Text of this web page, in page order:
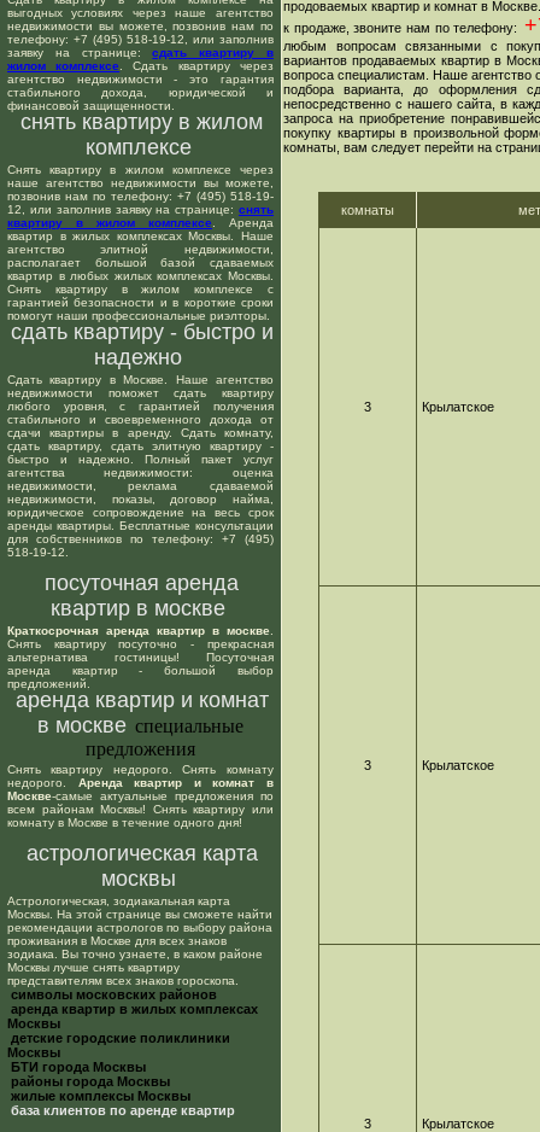
выгодных условиях через наше агентство
недвижимости вы можете, позвонив нам по
телефону: +7 (495) 518-19-12, или заполнив
заявку на странице:сдать квартиру в
жилом комплексе . Сдать квартиру через
агентство недвижимости - это гарантия
стабильного дохода, юридической и
финансовой защищенности.
снять квартиру в жилом
комплексе
Снять квартиру в жилом комплексе через
наше агентство недвижимости вы можете,
позвонив нам по телефону: +7 (495) 518-19-
12, или заполнив заявку на странице: снять
квартиру в жилом комплексе . Аренда
квартир в жилых комплексах Москвы. Наше
агентство элитной недвижимости,
располагает большой базой сдаваемых
квартир в любых жилых комплексах Москвы.
Снять квартиру в жилом комплексе с
гарантией безопасности и в короткие сроки
помогут наши профессиональные риэлторы.
сдать квартиру - быстро и
надежно
Сдать квартиру в Москве. Наше агентство
недвижимости поможет сдать квартиру
любого уровня, с гарантией получения
стабильного и своевременного дохода от
сдачи квартиры в аренду. Сдать комнату,
сдать квартиру, сдать элитную квартиру -
быстро и надежно. Полный пакет услуг
агентства недвижимости: оценка
недвижимости, реклама сдаваемой
недвижимости, показы, договор найма,
юридическое сопровождение на весь срок
аренды квартиры. Бесплатные консультации
для собственников по телефону: +7 (495)
518-19-12.
посуточная аренда
квартир в москве
Краткосрочная аренда квартир в москве
Снять квартиру посуточно - прекрасная
альтернатива гостиницы! Посуточная
аренда квартир - большой выбор
предложений.
аренда квартир и комнат
в москве специальные
предложения
Снять квартиру недорого. Снять комнату
недорого. Аренда квартир и комнат в
Москве-самые актуальные предложения по
всем районам Москвы! Снять квартиру или
комнату в Москве в течение одного дня!
астрологическая карта
москвы
Астрологическая, зодиакальная карта
Москвы. На этой странице вы сможете найти
рекомендации астрологов по выбору района
проживания в Москве для всех знаков
зодиака. Вы точно узнаете, в каком районе
Москвы лучше снять квартиру
представителям всех знаков гороскопа.
cимволы московских районов
аренда квартир в жилых комплексах
Москвы
детские городские поликлиники
Москвы
БТИ города Москвы
районы города Москвы
жилые комплексы Москвы
база клиентов по аренде квартир
продоваемых квартир и комнат в
к продаже, звоните нам по телефону:
любым вопросам связанными с
вариантов продаваемых квартир в
вопроса специалистам. Наше агентство
подбора варианта, до оформления
непосредственно с нашего сайта, в
запроса на приобретение
покупку квартиры в произвольной
комнаты, вам следует перейти на
комнаты
3 Крылатское
3 Крылатское
3 Крылатское